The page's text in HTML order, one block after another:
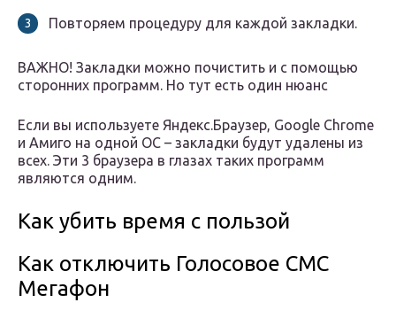
Повторяем процедуру для каждой закладки.
ВАЖНО! Закладки можно почистить и с помощью
сторонних программ. Но тут есть один нюанс
Если вы используете Яндекс.Браузер, Google Chrome
и Амиго на одной ОС – закладки будут удалены из
всех. Эти 3 браузера в глазах таких программ
являются одним.
Как убить время с пользой
Как отключить Голосовое СМС
Мегафон